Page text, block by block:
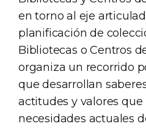
en torno al eje
planificación de
Bibliotecas o Centros
organiza un recorrido
que desarrollan
actitudes y valores que
necesidades actuales